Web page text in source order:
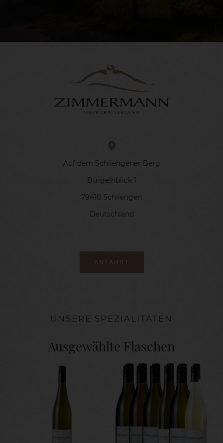
Auf dem Schliengener Berg
Bürgelnblick 1
79418 Schliengen
Deutschland
ANFAHRT
UNSERE SPEZIALITÄTEN
Ausgewählte Flaschen